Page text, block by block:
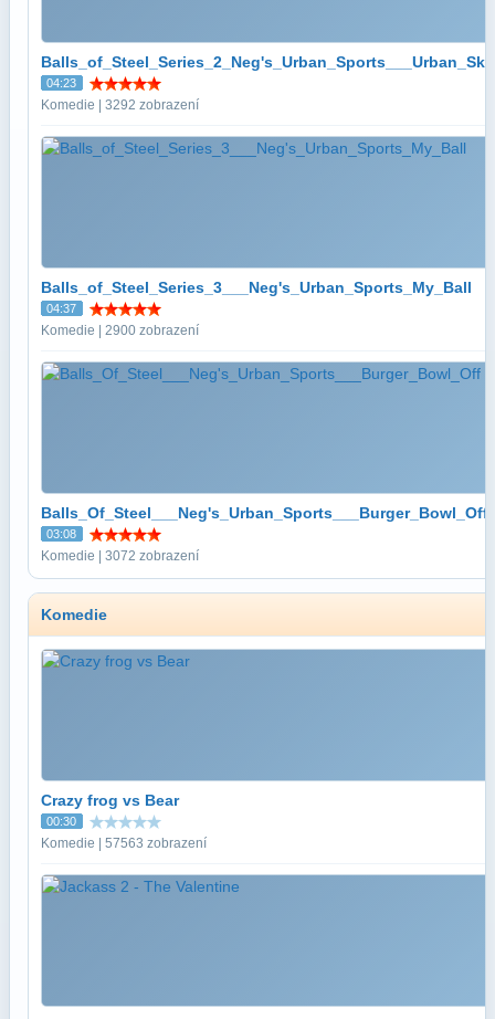
04:23
Komedie | 3292 zobrazení
Balls_of_Steel_Series_3___Neg's_Urban_Sports_My_Ball
04:37
Komedie | 2900 zobrazení
Balls_Of_Steel___Neg's_Urban_Sports___Burger_Bowl_Off
03:08
Komedie | 3072 zobrazení
Komedie
Crazy frog vs Bear
00:30
Komedie | 57563 zobrazení